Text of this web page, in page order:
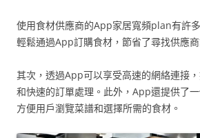
使用食材供應商的App家居寬頻plan有許
輕鬆通過App訂購食材，節省了尋找供應
其次，透過App可以享受高速的網絡連接
和快速的訂單處理。此外，App還提供了
方便用戶瀏覽菜譜和選擇所需的食材。